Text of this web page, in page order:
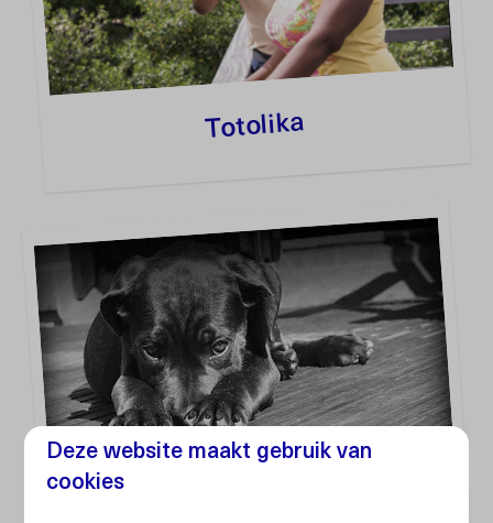
Totolika
Deze website maakt gebruik van
cookies